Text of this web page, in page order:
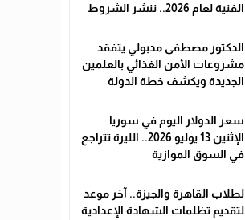
الفنية لعام 2026.. ننشر الشروط
الدكتور مصطفى مدبولي يتفقد
مشروعات الأمن الغذائي بالعلمين
الجديدة ويكشف خطة الدولة
سعر الدولار اليوم في سوريا
الإثنين 13 يوليو 2026.. الليرة تتراجع
في السوق الموازية
لطلاب القاهرة والجيزة.. آخر موعد
لتقديم تظلمات الشهادة الإعدادية